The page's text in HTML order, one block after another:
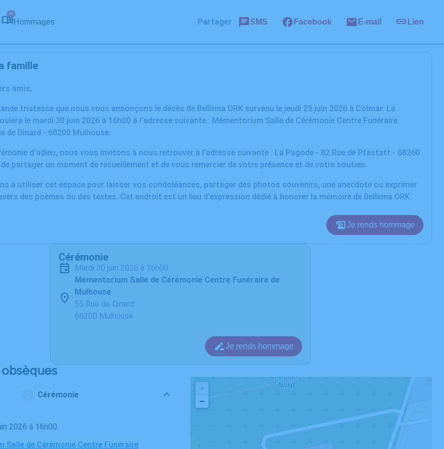
68
Hommages Partager SMS Facebook E-mail Lien
famille
amis,
tristesse que nous vous annonçons le décès de Bellinna ORK survenu le jeudi 25 juin 2026 à Colmar. La
le mardi 30 juin 2026 à 16h00 à l’adresse suivante : Mémentorium Salle de Cérémonie Centre Funéraire
de Dinard - 68200 Mulhouse.
d'adieu, nous vous invitons à nous retrouver à l'adresse suivante : La Pagode - 82 Rue de Pfastatt - 68260
partager un moment de recueillement et de vous remercier de votre présence et de votre soutien.
à utiliser cet espace pour laisser vos condoléances, partager des photos souvenirs, une anecdote ou exprimer
des poèmes ou des textes. Cet endroit est un lieu d'expression dédié à honorer la mémoire de Bellinna ORK.
Je rends hommage
Cérémonie
mardi 30 juin 2026 à 16h00
Mémentorium Salle de Cérémonie Centre Funéraire de
Mulhouse
55 Rue de Dinard
68200 Mulhouse
Je rends hommage
Cérémonie
2026 à 16h00
Salle de Cérémonie Centre Funéraire
−